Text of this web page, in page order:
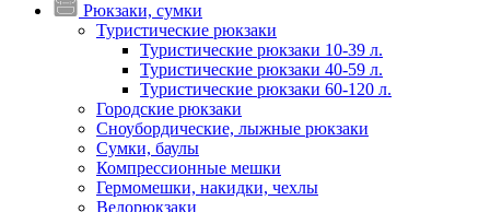
Рюкзаки, сумки
Туристические рюкзаки
Туристические рюкзаки 10-39 л.
Туристические рюкзаки 40-59 л.
Туристические рюкзаки 60-120 л.
Городские рюкзаки
Сноубордические, лыжные рюкзаки
Сумки, баулы
Компрессионные мешки
Гермомешки, накидки, чехлы
Велорюкзаки